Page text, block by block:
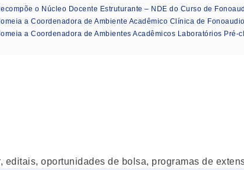
o Núcleo Docente Estruturante – NDE do Curso de
a Coordenadora de Ambiente Acadêmico Clínica de
a Coordenadora de Ambientes Acadêmicos Laboratórios Pré-
editais, oportunidades de bolsa, programas de